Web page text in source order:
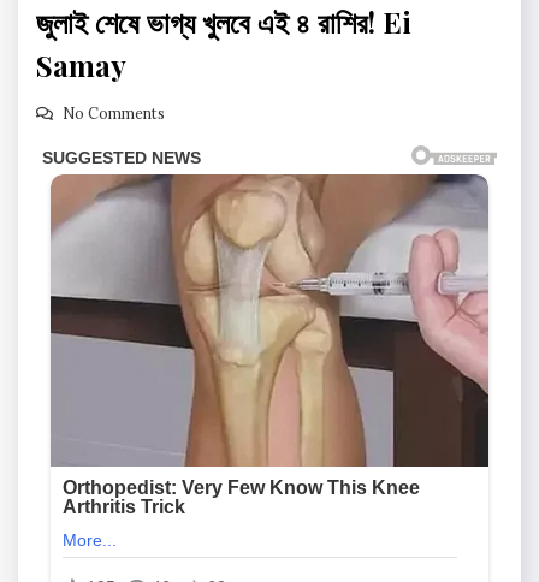
জুলাই শেষে ভাগ্য খুলবে এই ৪ রাশির! Ei
Samay
No Comments